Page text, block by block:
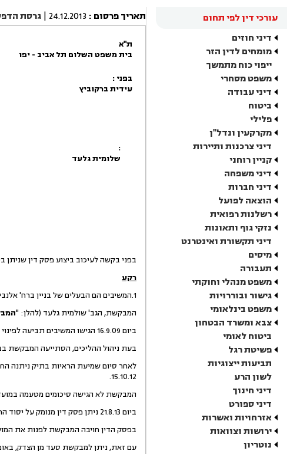
עורכי דין לפי תחום
דיני חוזים
מומחים לדין הזר
ייפוי כוח מתמשך
משפט מסחרי
דיני עבודה
ביטוח
פלילי
מקרקעין ונדל"ן
דיני צרכנות ותיירות
קניין רוחני
דיני משפחה
דיני חברות
הוצאה לפועל
רשלנות רפואית
נזקי גוף ותאונות
דיני תקשורת ואינטרנט
מיסים
תעבורה
משפט מנהלי וחוקתי
גישור ובוררויות
משפט בינלאומי
צבא ומשרד הבטחון
ביטוח לאומי
פשיטת רגל
תביעות ייצוגיות
לשון הרע
דיני חינוך
דיני ספורט
אזרחויות ואשרות
ירושות וצוואות
נוטריון
תאריך פרסום :
24.12.2013
| גרסת
ת"א
בית משפט השלום תל אביב - יפו
בפני :
עידית ברקוביץ
:
שלומית גלעד
בפני בקשה לעיכוב ביצוע פסק דין שניתן ביום 21.8.13
רקע
1.המשיבים הם הבעלים של בניין ברח' אלנבי 97, תל אביב, הידוע כגוש 6937 חלקה 28 (להלן: "
המבקשת, הגב' שולמית גלעד (להלן: "
ביום 16.9.09 הגישו המשיבים תביעה לפינוי וסילוק יד כנגד המבקשת.
בעת ניהול ההליכים, הסתייעה המבקשת
לאחר סיום שמיעת הראיות בתיק ניתנה
15.10.12.
המבקשת לא הגישה סיכומים מטעמה במועד, ואף לא לאחר
ביום 21.8.13 ניתן פסק דין מנומק על יסוד החומר שבתיק.
בפסק הדין חויבה המבקשת לפנות את המושכר ברח' אלנבי 97, תל אביב, ולהחזיר את החזקה בו
עם זאת, ניתן למבקשת סעד מן הצדק,